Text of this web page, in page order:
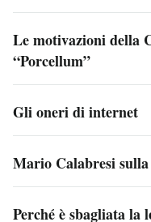
Le motivazioni della
“Porcellum”
Gli oneri di internet
Mario Calabresi
Perché è sbagliata la